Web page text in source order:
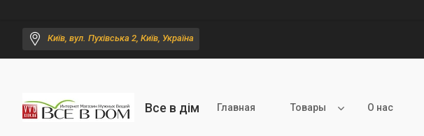
Київ, вул. Пухівська 2, Київ, Україна
Все в дім Главная Товары О нас